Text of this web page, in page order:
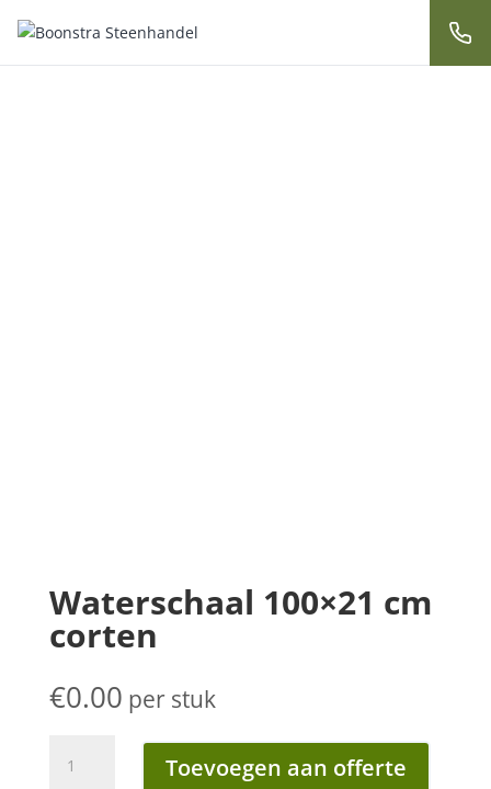
Waterschaal 100×21 cm
corten
€0.00 per stuk
100x21
Toevoegen aan offerte